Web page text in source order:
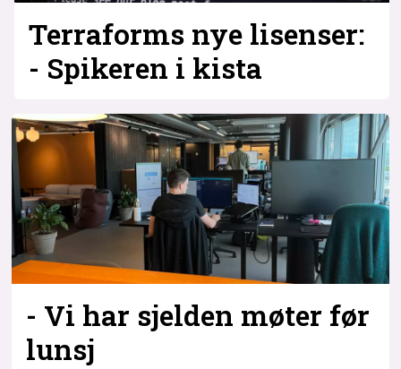
Terraforms nye lisenser:
- Spikeren i kista
- Vi har sjelden møter før
lunsj